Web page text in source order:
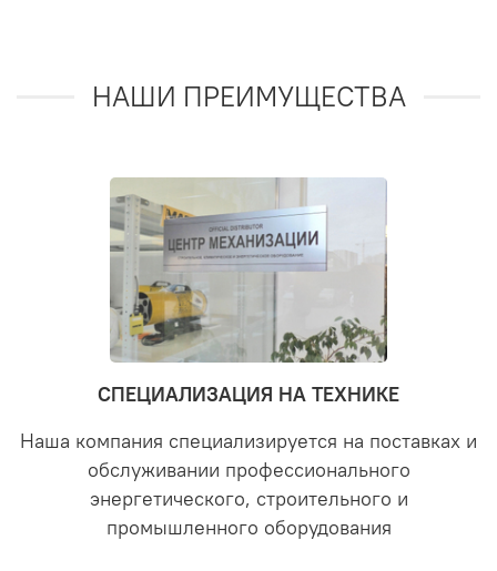
НАШИ ПРЕИМУЩЕСТВА
СПЕЦИАЛИЗАЦИЯ НА ТЕХНИКЕ
Наша компания специализируется на поставках и
обслуживании профессионального
энергетического, строительного и
промышленного оборудования